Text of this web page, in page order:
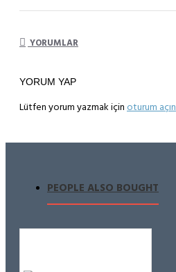
YORUMLAR
YORUM YAP
Lütfen yorum yazmak için oturum açın
PEOPLE ALSO BOUGHT